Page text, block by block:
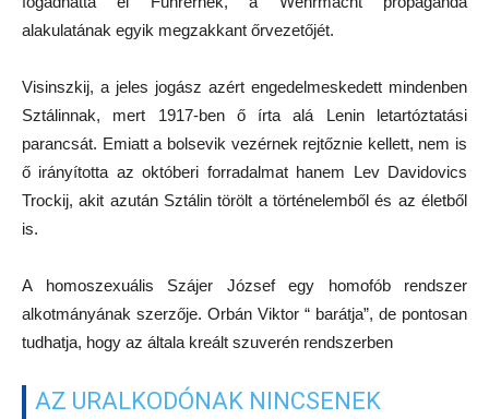
alakulatának egyik megzakkant őrvezetőjét.
Visinszkij, a jeles jogász azért engedelmeskedett mindenben
Sztálinnak, mert 1917-ben ő írta alá Lenin letartóztatási
parancsát. Emiatt a bolsevik vezérnek rejtőznie kellett, nem is
ő irányította az októberi forradalmat hanem Lev Davidovics
Trockij, akit azután Sztálin törölt a történelemből és az életből
is.
A homoszexuális Szájer József egy homofób rendszer
alkotmányának szerzője. Orbán Viktor “ barátja”, de pontosan
tudhatja, hogy az általa kreált szuverén rendszerben
AZ URALKODÓNAK NINCSENEK